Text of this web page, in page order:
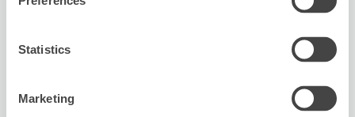
Statistics
Marketing
本日の営業時間
服務親切、寄放非常方便